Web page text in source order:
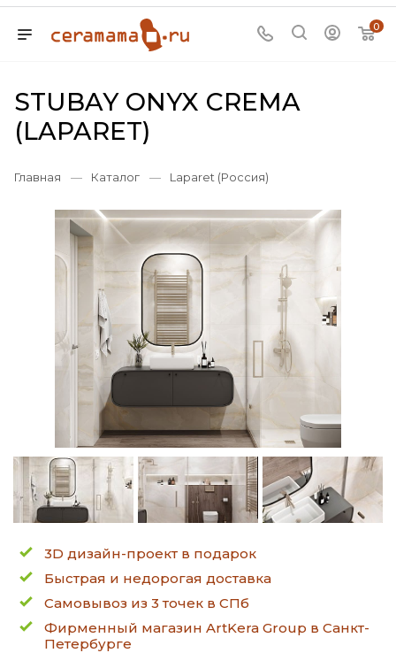
0
STUBAY ONYX CREMA
(LAPARET)
Главная — Каталог — Laparet (Россия)
3D дизайн-проект в подарок
Быстрая и недорогая доставка
Самовывоз из 3 точек в СПб
Фирменный магазин ArtKera Group в Санкт-
Петербурге